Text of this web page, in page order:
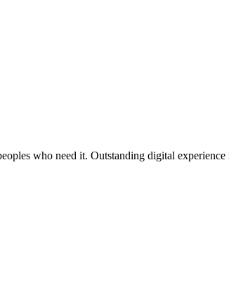
who need it. Outstanding digital